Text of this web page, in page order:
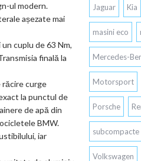
ul modern.
așezate mai
cuplu de 63 Nm,
finală la
răcire curge
la punctul de
de apă din
BMW.
iar
Jaguar Kia
masini eco
Mercedes-
Motorsport
Porsche
subcompacte
Volkswagen